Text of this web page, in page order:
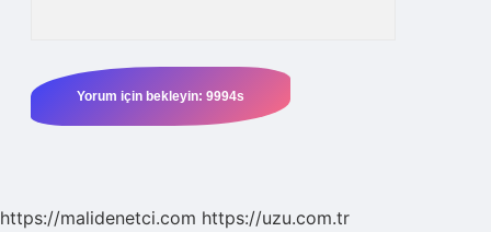
https://malidenetci.com https://uzu.com.tr